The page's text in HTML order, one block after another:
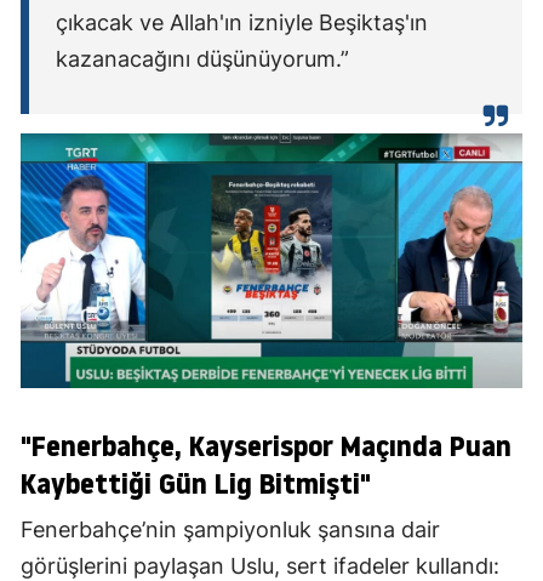
çıkacak ve Allah'ın izniyle Beşiktaş'ın
kazanacağını düşünüyorum.”
"Fenerbahçe, Kayserispor Maçında Puan
Kaybettiği Gün Lig Bitmişti"
Fenerbahçe’nin şampiyonluk şansına dair
görüşlerini paylaşan Uslu, sert ifadeler kullandı: